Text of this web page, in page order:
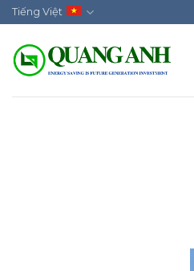
Skip
to
content
Tiếng Việt